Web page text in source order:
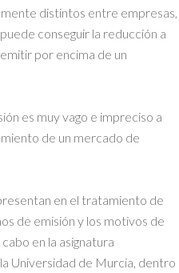
distintos entre empresas,
conseguir la reducción a
por encima de un
es muy vago e impreciso a
de un mercado de
en el tratamiento de
de emisión y los motivos de
en la asignatura
Universidad de Murcia, dentro